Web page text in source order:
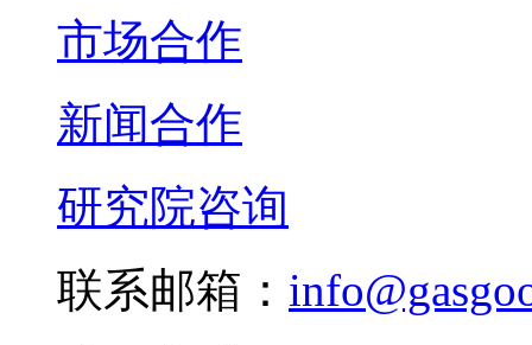
市场合作
新闻合作
研究院咨询
联系邮箱：